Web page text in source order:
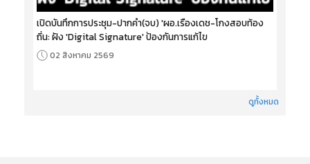
เปิดบันทึกการประชุม-ปากคำ(จบ) 'ผอ.เรืองเดช-โกงสอบท้อง
ถิ่น: ฝัง 'Digital Signature' ป้องกันการแก้ไข
02 สิงหาคม 2569
ดูทั้งหมด